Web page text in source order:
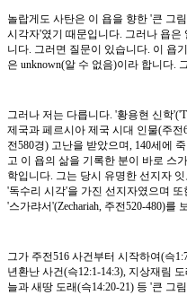
놀랍게도 사탄은 이 욥을 향한 '큰 그
시각자'였기 때문입니다. 그러나 욥은
니다. 그러면 질문이 있습니다. 이 욥
은 unknown(알 수 없음)이라 합니다.
그러나 저는 다릅니다. '황용현 신학
제국과 페르시아 제국 시대 인물(주전
전580경) 고난을 받았으며, 140세에
고 이 욥의 삶을 기록한 분이 바로 스
학입니다. 그는 당시 유명한 선지자
'독수리 시각'을 가진 선지자였으며
'스가랴서'(Zechariah, 주전520-480)를
그가 주전516 사건부터 시작하여(슥
년환난 사건(슥12:1-14:3), 지상재림
늘과 새땅 도래(슥14:20-21) 등 '큰 그